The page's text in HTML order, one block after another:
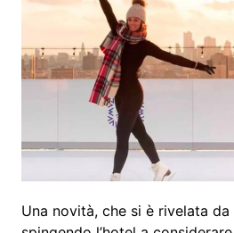
Una novità, che si è rivelata